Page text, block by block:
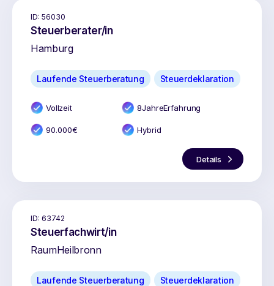
ID: 56030
Steuerberater/in
Hamburg
Laufende Steuerberatung Steuerdeklaration
Vollzeit 8JahreErfahrung
90.000€ Hybrid
Details
ID: 63742
Steuerfachwirt/in
RaumHeilbronn
Laufende Steuerberatung Steuerdeklaration